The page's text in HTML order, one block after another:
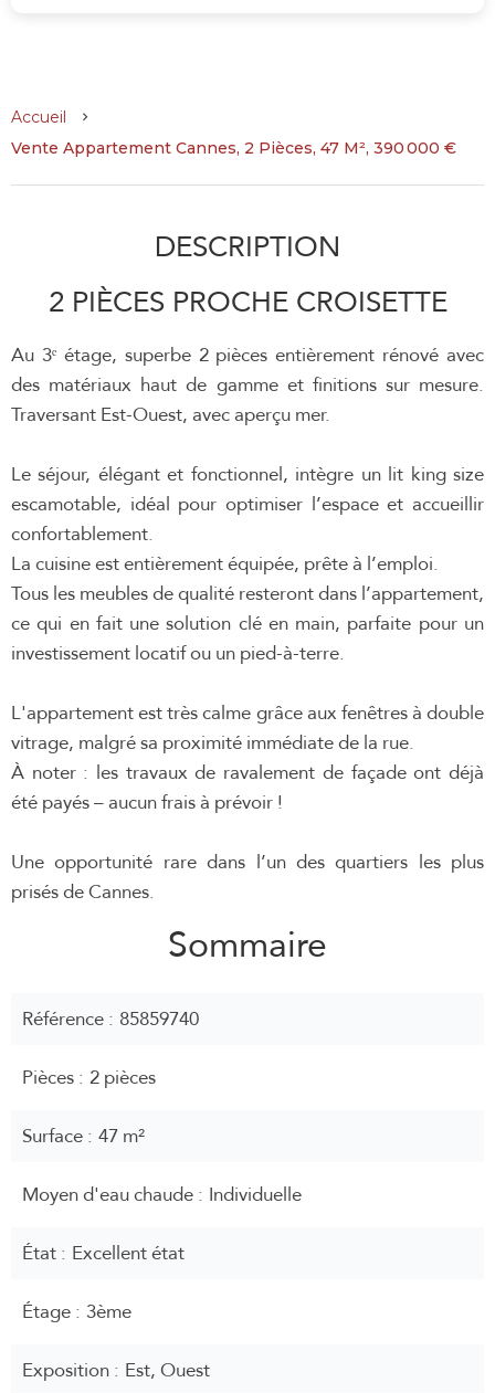
Accueil
Vente Appartement Cannes, 2 Pièces, 47 M², 390 000 €
DESCRIPTION
2 PIÈCES PROCHE CROISETTE
Au 3ᵉ étage, superbe 2 pièces entièrement rénové avec
des matériaux haut de gamme et finitions sur mesure.
Traversant Est-Ouest, avec aperçu mer.
Le séjour, élégant et fonctionnel, intègre un lit king size
escamotable, idéal pour optimiser l’espace et accueillir
confortablement.
La cuisine est entièrement équipée, prête à l’emploi.
Tous les meubles de qualité resteront dans l’appartement,
ce qui en fait une solution clé en main, parfaite pour un
investissement locatif ou un pied-à-terre.
L'appartement est très calme grâce aux fenêtres à double
vitrage, malgré sa proximité immédiate de la rue.
À noter : les travaux de ravalement de façade ont déjà
été payés – aucun frais à prévoir !
Une opportunité rare dans l’un des quartiers les plus
prisés de Cannes.
Sommaire
Référence 85859740
Pièces 2 pièces
Surface 47 m²
Moyen d'eau chaude Individuelle
État Excellent état
Étage 3ème
Exposition Est, Ouest